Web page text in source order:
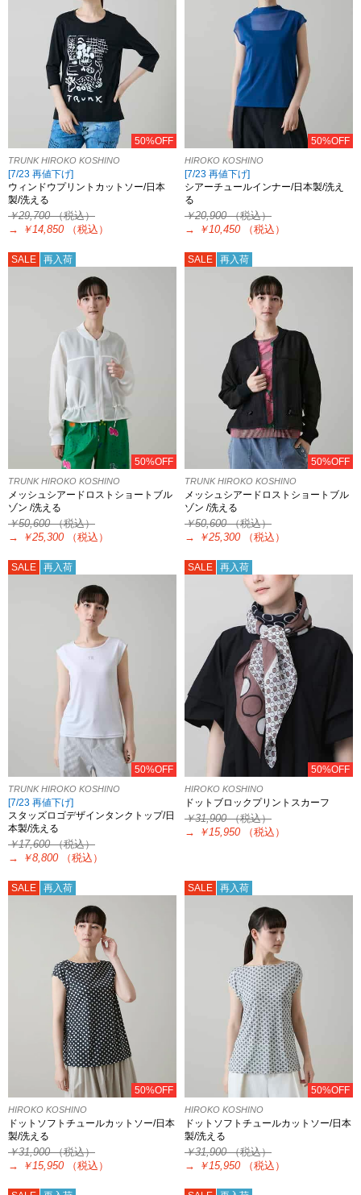
50%OFF
TRUNK HIROKO KOSHINO
[7/23 再値下げ]
ウィンドウプリントカットソー/日本
製/洗える
￥29,700（税込）
→
￥14,850 （税込）
50%OFF
HIROKO KOSHINO
[7/23 再値下げ]
シアーチュールインナー/日本製/洗え
る
￥20,900（税込）
→
￥10,450 （税込）
SALE 再入荷
50%OFF
TRUNK HIROKO KOSHINO
メッシュシアードロストショートブル
ゾン /洗える
￥50,600（税込）
→
￥25,300 （税込）
SALE 再入荷
50%OFF
TRUNK HIROKO KOSHINO
メッシュシアードロストショートブル
ゾン /洗える
￥50,600（税込）
→
￥25,300 （税込）
SALE 再入荷
50%OFF
TRUNK HIROKO KOSHINO
[7/23 再値下げ]
スタッズロゴデザインタンクトップ/日
本製/洗える
￥17,600（税込）
→
￥8,800 （税込）
SALE 再入荷
50%OFF
HIROKO KOSHINO
ドットブロックプリントスカーフ
￥31,900（税込）
→
￥15,950 （税込）
SALE 再入荷
50%OFF
HIROKO KOSHINO
ドットソフトチュールカットソー/日本
製/洗える
￥31,900（税込）
→
￥15,950 （税込）
SALE 再入荷
50%OFF
HIROKO KOSHINO
ドットソフトチュールカットソー/日本
製/洗える
￥31,900（税込）
→
￥15,950 （税込）